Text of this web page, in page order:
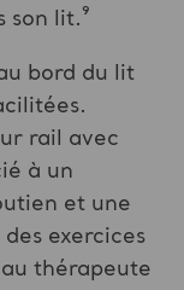
son lit.⁹
bord du lit
rail avec
à un
et une
exercices
thérapeute